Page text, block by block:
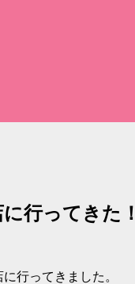
行ってきた！
に行ってきました。